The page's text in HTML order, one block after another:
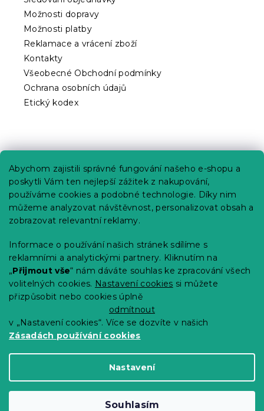
Abychom zajistili správné fungování našeho e-shopu a
poskytli Vám ten nejlepší zážitek z nakupování,
používáme cookies a podobné technologie. Díky nim
můžeme analyzovat návštěvnost, personalizovat obsah a
zobrazovat relevantní reklamy.
Informace o používání našich stránek sdílíme s
reklamními a analytickými partnery. Kliknutím na
„Přijmout vše“ nám dáváte souhlas ke zpracování všech
volitelných cookies. Nastavení cookies si můžete
přizpůsobit nebo cookies úplně
odmítnout
v „Nastavení cookies“. Více se dozvíte v našich
Zásadách používání cookies
Nastavení
Souhlasím
Možnosti dopravy
Možnosti platby
Reklamace a vrácení zboží
Kontakty
Všeobecné Obchodní podmínky
Ochrana osobních údajů
Etický kodex
Kariéra
Poptávky a B2B spolupráce
Proč se u nás registrovat?
Věrnostní program - Sleva až 10 %
Návody
Tabulky velikostí
Blog
Copyright 2026Výprodej povlečení. Všechna
práva vyhrazena.Upravit nastavení cookies